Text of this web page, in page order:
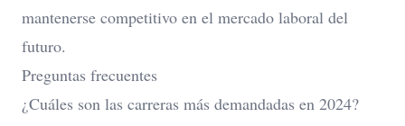
mantenerse competitivo en el mercado laboral del
futuro.
Preguntas frecuentes
¿Cuáles son las carreras más demandadas en 2024?